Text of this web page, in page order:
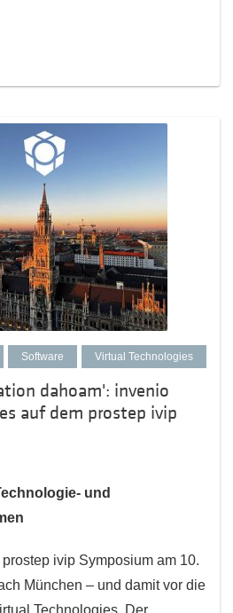
Software Virtual Technologies
dahoam': invenio
auf dem prostep ivip
und
ivip Symposium am 10.
München – und damit vor die
Technologies. Der